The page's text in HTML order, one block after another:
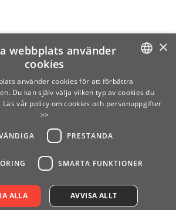
SWEDISH
×
webbplats använder
cookies
använder cookies för att förbättra
Du kan själv välja vilken typ av cookies du
Läs vår policy om cookies och personuppgifter
>>
PRESTANDA
SMARTA FUNKTIONER
ALLA AVVISA ALLT